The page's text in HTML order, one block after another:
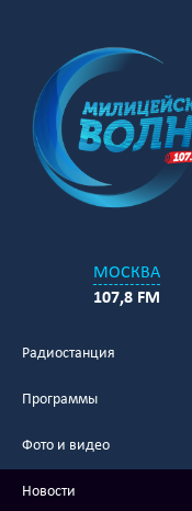
МОСКВА
107,8 FM
Радиостанция
Программы
Фото и видео
Новости